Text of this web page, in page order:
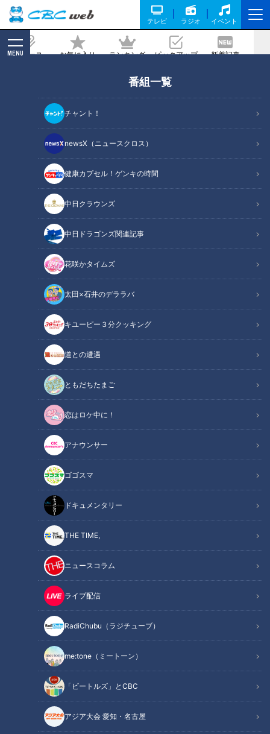
テレビ ラジオ イベント
ニュース お気に入り ランキング ピックアップ 新着記事
MENU
番組一覧
チャント！
newsX（ニュースクロス）
健康カプセル！ゲンキの時間
中日クラウンズ
中日ドラゴンズ関連記事
花咲かタイムズ
太田×石井のデララバ
キユーピー３分クッキング
道との遭遇
ともだちたまご
恋はロケ中に！
アナウンサー
ゴゴスマ
ドキュメンタリー
THE TIME,
ニュースコラム
ライブ配信
RadiChubu（ラジチューブ）
me:tone（ミートーン）
「ビートルズ」とCBC
アジア大会 愛知・名古屋
食事は？就職活動は？「普通に生きるの
に困ります」
記事に戻る
“悪魔の病気”トゥレット症と闘う若者…食事は？就職活動は？「普通に
生きるのに困ります」
この記事の画像
記事に戻る
この記事を見たあなたへのおすすめ
【ガン闘病‥涙の真相】繁華街
で鶏とお散歩！？謎の“ニワトリ
おじさん”に密着 #CBCドキュメ
ンタリー
激安・爆盛り・驚きのサービス
の連続！コスパ最強お肉の人気
フランス人は菓子店「シャトレ